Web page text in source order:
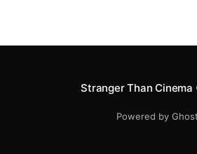
Stranger Than Cinema
Powered by Ghost